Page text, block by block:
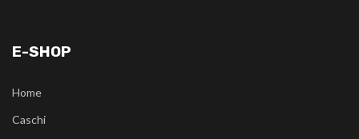
E-SHOP
Home
Caschi